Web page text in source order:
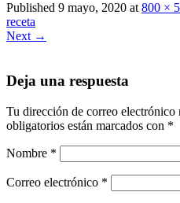
Published 9 mayo, 2020 at 800 ×
receta
Next →
Deja una respuesta
Tu dirección de correo electrónico
obligatorios están marcados con *
Nombre *
Correo electrónico *